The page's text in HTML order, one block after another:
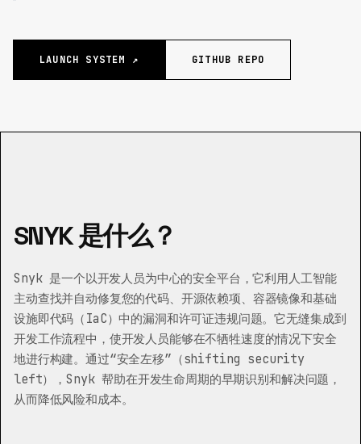
LAUNCH SYSTEM ↗ GITHUB REPO
SNYK 是什么？
Snyk 是一个以开发人员为中心的安全平台，它利用人工智能
主动查找并自动修复您的代码、开源依赖项、容器镜像和基础
设施即代码（IaC）中的漏洞和许可证违规问题。它无缝集成到
开发工作流程中，使开发人员能够在不牺牲速度的情况下安全
地进行构建。通过“安全左移”（shifting security
left），Snyk 帮助在开发生命周期的早期识别和解决问题，
从而降低风险和成本。